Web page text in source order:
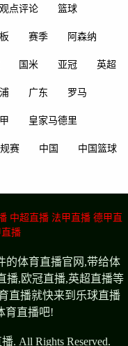
观点评论 篮球
赛季 阿森纳
国米 亚冠 英超
广东 罗马
皇家马德里
赛 中国 中国篮球
中超直播 法甲直播 德甲直
播
的体育直播官网,带给体
播,欧冠直播,英超直播等
直播就快来到乐球直播
育直播吧!
. All Rights Reserved.